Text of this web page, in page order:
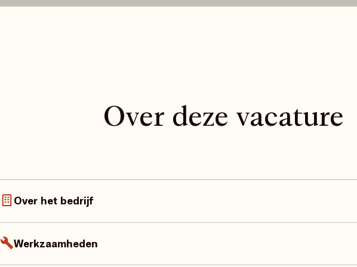
Over deze vacature
Over het bedrijf
energiesector. De organisatie ontwikkelt, levert en beheert geavanceerde
Werkzaamheden